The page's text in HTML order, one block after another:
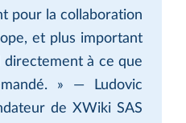
pour la collaboration
et plus important
à ce que
» — Ludovic
de XWiki SAS